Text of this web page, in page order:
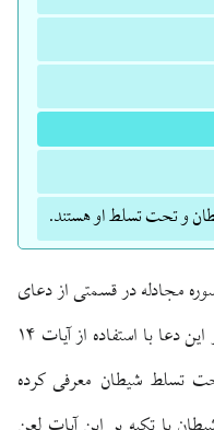
و تحت تسلط او هستند.
از برخی محققان، آیات ۱۴ تا ۱۹ سوره مجادله در قسمتی از دعای
بعد از نماز روز غدیر قرار گرفته است. در این دعا با استفاده از آیات ۱۴
تحت تسلط شیطان معرفی کرده